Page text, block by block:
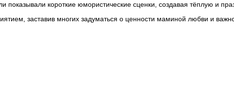
короткие юмористические сценки, создавая тёплую и
заставив многих задуматься о ценности маминой любви и